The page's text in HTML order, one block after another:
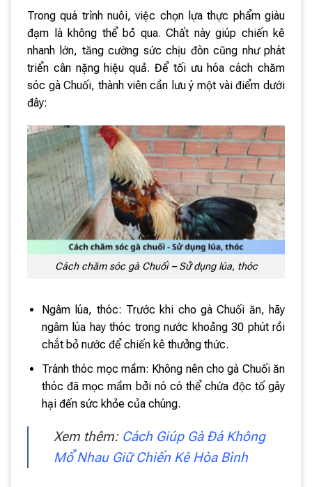
Trong quá trình nuôi, việc chọn lựa thực phẩm giàu
đạm là không thể bỏ qua. Chất này giúp chiến kê
nhanh lớn, tăng cường sức chịu đòn cũng như phát
triển cân nặng hiệu quả. Để tối ưu hóa cách chăm
sóc gà Chuối, thành viên cần lưu ý một vài điểm dưới
đây:
Cách chăm sóc gà Chuối – Sử dụng lúa, thóc
Ngâm lúa, thóc: Trước khi cho gà Chuối ăn, hãy
ngâm lúa hay thóc trong nước khoảng 30 phút rồi
chắt bỏ nước để chiến kê thưởng thức.
Tránh thóc mọc mầm: Không nên cho gà Chuối ăn
thóc đã mọc mầm bởi nó có thể chứa độc tố gây
hại đến sức khỏe của chúng.
Xem thêm: Cách Giúp Gà Đá Không
Mổ Nhau Giữ Chiến Kê Hòa Bình